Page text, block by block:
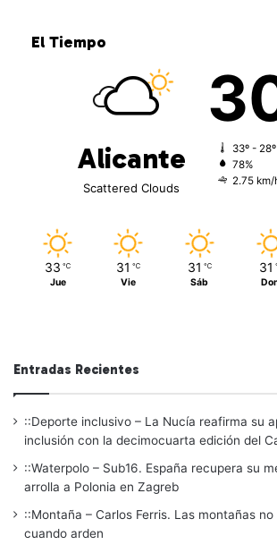
El Tiempo
Alicante
Scattered Clouds
33º - 28º
78%
2.75 km/
33 ℃
Jue
31 ℃
Vie
31 ℃
Sáb
31
Entradas Recientes
::Deporte inclusivo – La Nucía reafirma su
inclusión con la decimocuarta edición del
::Waterpolo – Sub16. España recupera su
arrolla a Polonia en Zagreb
::Montaña – Carlos Ferris. Las montañas
cuando arden